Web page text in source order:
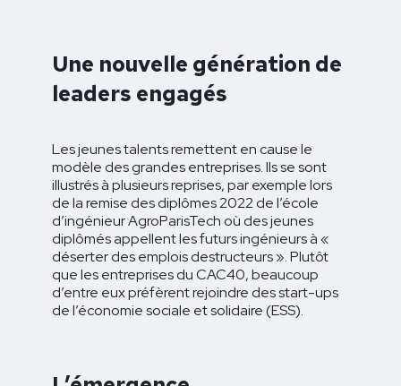
Une nouvelle génération de
leaders engagés
Les jeunes talents remettent en cause le
modèle des grandes entreprises. Ils se sont
illustrés à plusieurs reprises, par exemple lors
de la remise des diplômes 2022 de l’école
d’ingénieur AgroParisTech où des jeunes
diplômés appellent les futurs ingénieurs à «
déserter des emplois destructeurs ». Plutôt
que les entreprises du CAC40, beaucoup
d’entre eux préfèrent rejoindre des start-ups
de l’économie sociale et solidaire (ESS).